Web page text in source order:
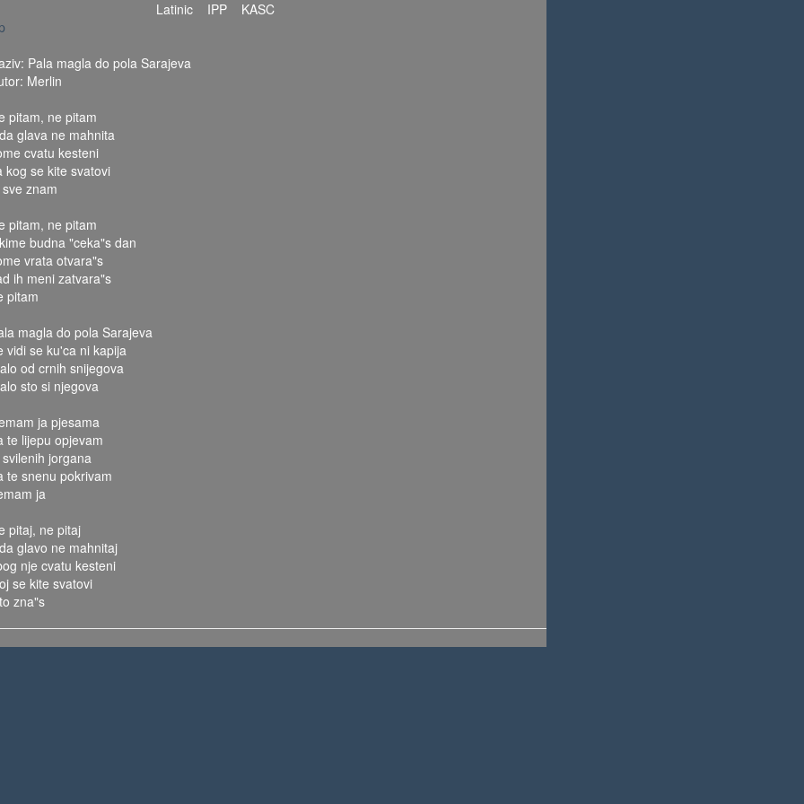
Latinic IPP
KASC
Pala magla do pola Sarajeva
Merlin
pitam, ne pitam
glava ne mahnita
cvatu kesteni
kog se kite svatovi
sve znam
pitam, ne pitam
budna "ceka"s dan
vrata otvara"s
ih meni zatvara"s
pitam
magla do pola Sarajeva
vidi se ku'ca ni kapija
od crnih snijegova
sto si njegova
ja pjesama
te lijepu opjevam
svilenih jorgana
te snenu pokrivam
ja
pitaj, ne pitaj
glavo ne mahnitaj
nje cvatu kesteni
se kite svatovi
zna"s